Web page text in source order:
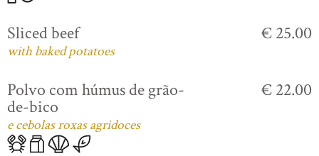
Sliced beef
with baked potatoes
€ 25.00
Polvo com húmus de grão-
de-bico
e cebolas roxas agridoces
€ 22.00